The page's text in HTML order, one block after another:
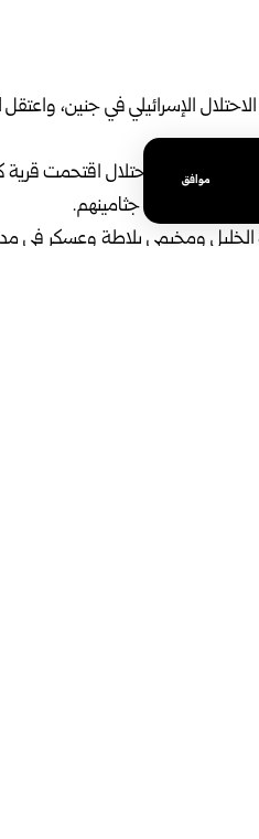
موافق
أن قوات الاحتلال اقتحمت
واحتجزت جثامينهم.
ومخيمي بلاطة وعسكر في